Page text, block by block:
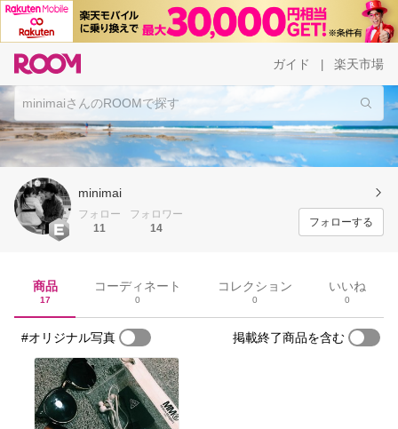
ガイド 楽天市場
minimai
フォロー
11
フォロワー
14
フォローする
商品
17
コーディネート
0
コレクション
0
いいね
0
#オリジナル写真 掲載終了商品を含む